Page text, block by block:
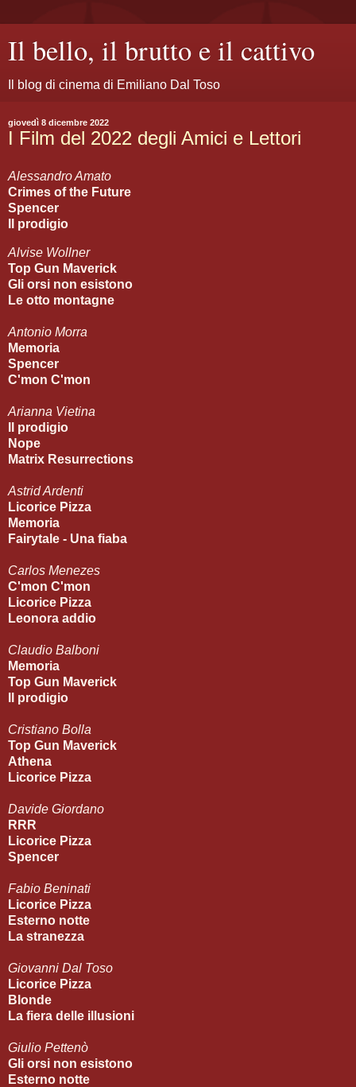
Il bello, il brutto e il cattivo
Il blog di cinema di Emiliano Dal Toso
giovedì 8 dicembre 2022
I Film del 2022 degli Amici e Lettori
Alessandro Amato
Crimes of the Future
Spencer
Il prodigio
Alvise Wollner
Top Gun Maverick
Gli orsi non esistono
Le otto montagne
Antonio Morra
Memoria
Spencer
C'mon C'mon
Arianna Vietina
Il prodigio
Nope
Matrix Resurrections
Astrid Ardenti
Licorice Pizza
Memoria
Fairytale - Una fiaba
Carlos Menezes
C'mon C'mon
Licorice Pizza
Leonora addio
Claudio Balboni
Memoria
Top Gun Maverick
Il prodigio
Cristiano Bolla
Top Gun Maverick
Athena
Licorice Pizza
Davide Giordano
RRR
Licorice Pizza
Spencer
Fabio Beninati
Licorice Pizza
Esterno notte
La stranezza
Giovanni Dal Toso
Licorice Pizza
Blonde
La fiera delle illusioni
Giulio Pettenò
Gli orsi non esistono
Esterno notte